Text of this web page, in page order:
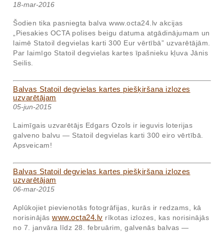
18-mar-2016
Šodien tika pasniegta balva www.octa24.lv akcijas
„Piesakies OCTA polises beigu datuma atgādinājumam un
laimē Statoil degvielas karti 300 Eur vērtībā” uzvarētājām.
Par laimīgo Statoil degvielas kartes īpašnieku kļuva Jānis
Seilis.
Balvas Statoil degvielas kartes piešķiršana izlozes
uzvarētājam
05-jun-2015
Laimīgais uzvarētājs Edgars Ozols ir ieguvis loterijas
galveno balvu — Statoil degvielas karti 300 eiro vērtībā.
Apsveicam!
Balvas Statoil degvielas kartes piešķiršana izlozes
uzvarētājam
06-mar-2015
Aplūkojiet pievienotās fotogrāfijas, kurās ir redzams, kā
norisinājās www.octa24.lv rīkotas izlozes, kas norisinājās
no 7. janvāra līdz 28. februārim, galvenās balvas —